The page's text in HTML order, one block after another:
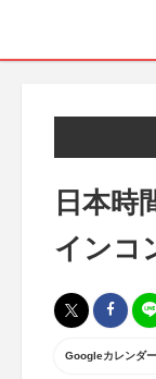
日本時
インコ
Googleカレンダ